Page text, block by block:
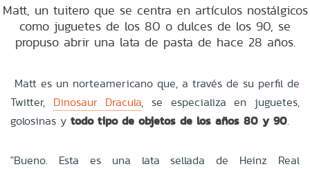
Matt, un tuitero que se centra en artículos nostálgicos
como juguetes de los 80 o dulces de los 90, se
propuso abrir una lata de pasta de hace 28 años.
Matt es un norteamericano que, a través de su perfil de
Twitter, Dinosaur Dracula, se especializa en juguetes,
golosinas y todo tipo de objetos de los años 80 y 90.
"Bueno. Esta es una lata sellada de Heinz Real